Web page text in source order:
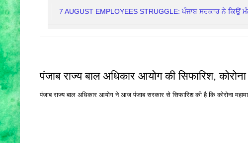
7 AUGUST EMPLOYEES STRUGGLE: ਪੰਜਾਬ ਸਰਕਾਰ ਨੇ
पंजाब राज्य बाल अधिकार आयोग की सिफारिश,
पंजाब राज्य बाल अधिकार आयोग ने आज पंजाब सरकार से सिफारिश की है कि कोरोना